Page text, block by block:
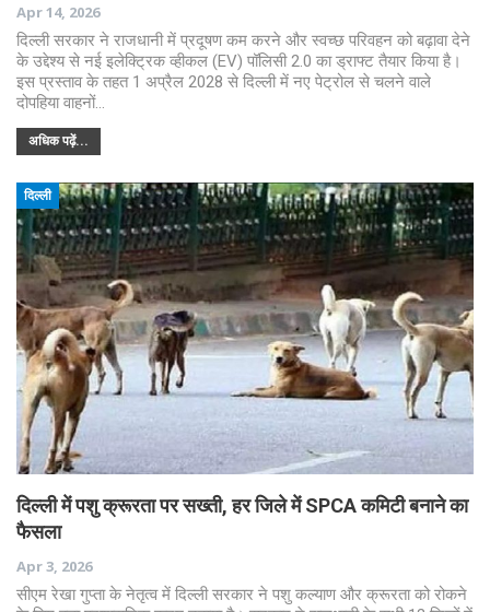
Apr 14, 2026
दिल्ली सरकार ने राजधानी में प्रदूषण कम करने और स्वच्छ परिवहन को बढ़ावा देने
के उद्देश्य से नई इलेक्ट्रिक व्हीकल (EV) पॉलिसी 2.0 का ड्राफ्ट तैयार किया है।
इस प्रस्ताव के तहत 1 अप्रैल 2028 से दिल्ली में नए पेट्रोल से चलने वाले
दोपहिया वाहनों…
अधिक पढ़ें...
दिल्ली
दिल्ली में पशु क्रूरता पर सख्ती, हर जिले में SPCA कमिटी बनाने का
फैसला
Apr 3, 2026
सीएम रेखा गुप्ता के नेतृत्व में दिल्ली सरकार ने पशु कल्याण और क्रूरता को रोकने